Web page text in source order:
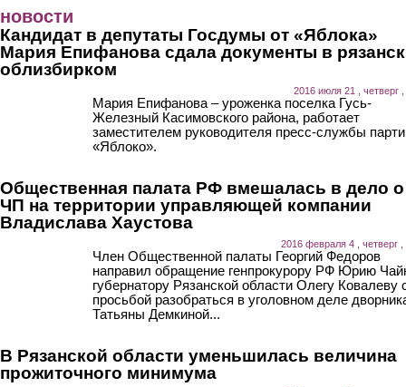
новости
Кандидат в депутаты Госдумы от «Яблока»
Мария Епифанова сдала документы в
облизбирком
2016 июля 21 , четверг ,
Мария Епифанова – уроженка поселка Гусь-
Железный Касимовского района, работает
заместителем руководителя пресс-службы
«Яблоко».
Общественная палата РФ вмешалась в дело о
ЧП на территории управляющей компании
Владислава Хаустова
2016 февраля 4 , четверг ,
Член Общественной палаты Георгий Федоров
направил обращение генпрокурору РФ Юрию
губернатору Рязанской области Олегу Ковалеву
просьбой разобраться в уголовном деле
Татьяны Демкиной...
В Рязанской области уменьшилась величина
прожиточного минимума